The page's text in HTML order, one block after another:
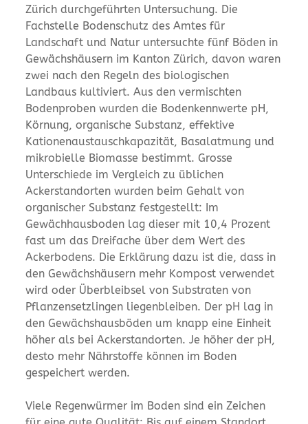
Zürich durchgeführten Untersuchung. Die
Fachstelle Bodenschutz des Amtes für
Landschaft und Natur untersuchte fünf Böden in
Gewächshäusern im Kanton Zürich, davon waren
zwei nach den Regeln des biologischen
Landbaus kultiviert. Aus den vermischten
Bodenproben wurden die Bodenkennwerte pH,
Körnung, organische Substanz, effektive
Kationenaustauschkapazität, Basalatmung und
mikrobielle Biomasse bestimmt. Grosse
Unterschiede im Vergleich zu üblichen
Ackerstandorten wurden beim Gehalt von
organischer Substanz festgestellt: Im
Gewächhausboden lag dieser mit 10,4 Prozent
fast um das Dreifache über dem Wert des
Ackerbodens. Die Erklärung dazu ist die, dass in
den Gewächshäusern mehr Kompost verwendet
wird oder Überbleibsel von Substraten von
Pflanzensetzlingen liegenbleiben. Der pH lag in
den Gewächshausböden um knapp eine Einheit
höher als bei Ackerstandorten. Je höher der pH,
desto mehr Nährstoffe können im Boden
gespeichert werden.
Viele Regenwürmer im Boden sind ein Zeichen